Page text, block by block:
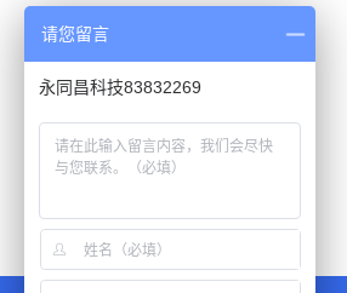
请您留言
永同昌科技83832269